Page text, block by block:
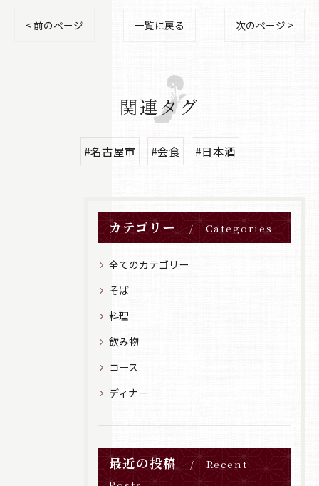
< 前のページ 一覧に戻る 次のページ >
関連タグ
#名古屋市 #会食 #日本酒
カテゴリー Categories
全てのカテゴリー
そば
料理
飲み物
コース
ディナー
最近の投稿
Recent